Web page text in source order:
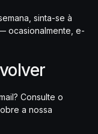
sinta-se à
ocasionalmente, e-
Consulte o
a nossa